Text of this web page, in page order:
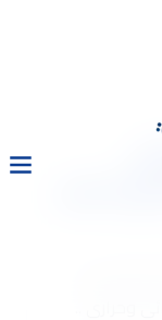
0533334179 مع خصم